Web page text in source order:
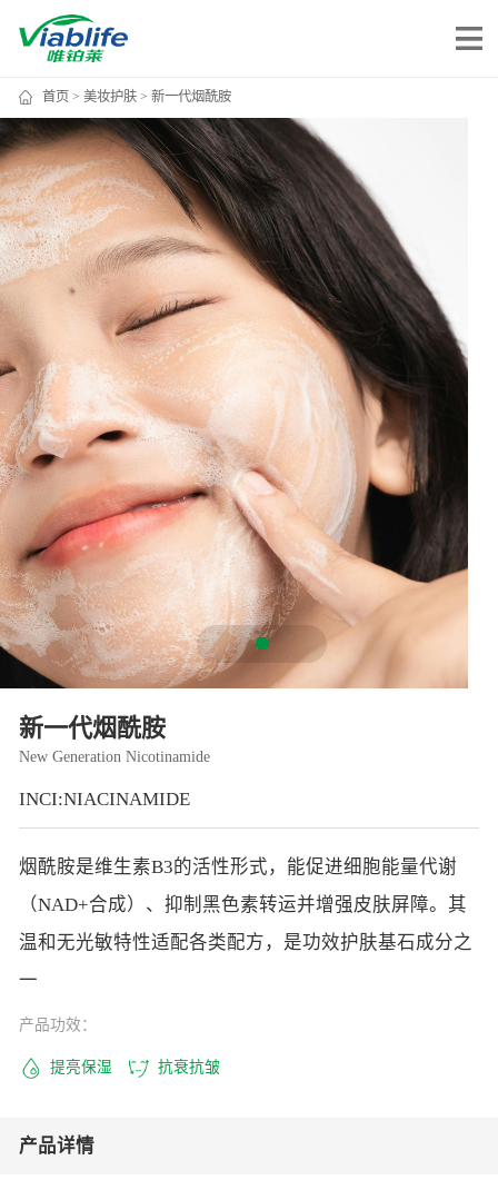
唯铂莱
公司介绍
公司团队
公司动态
加入我们
唯产品
美妆护肤
健康食品
生物基新材料
生物制药
其他
唯创新
智能生物乐高平台
高通量骐骥平台
鸿鹄实验室
唯责任
可持续发展
社会责任
联系我们
首页 > 美妆护肤> 新一代烟酰胺
新一代烟酰胺
New Generation Nicotinamide
INCI:NIACINAMIDE
烟酰胺是维生素B3的活性形式，能促进细胞能量代谢
（NAD+合成）、抑制黑色素转运并增强皮肤屏障。其
温和无光敏特性适配各类配方，是功效护肤基石成分之
一
产品功效：
提亮保湿 抗衰抗皱
产品详情